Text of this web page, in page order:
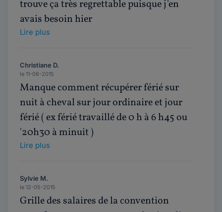
trouve ça très regrettable puisque j'en
avais besoin hier
Lire plus
Christiane D.
le 11-06-2015
Manque comment récupérer férié sur
nuit à cheval sur jour ordinaire et jour
férié ( ex férié travaillé de 0 h à 6 h45 ou
'20h30 à minuit )
Lire plus
Sylvie M.
le 12-05-2015
Grille des salaires de la convention